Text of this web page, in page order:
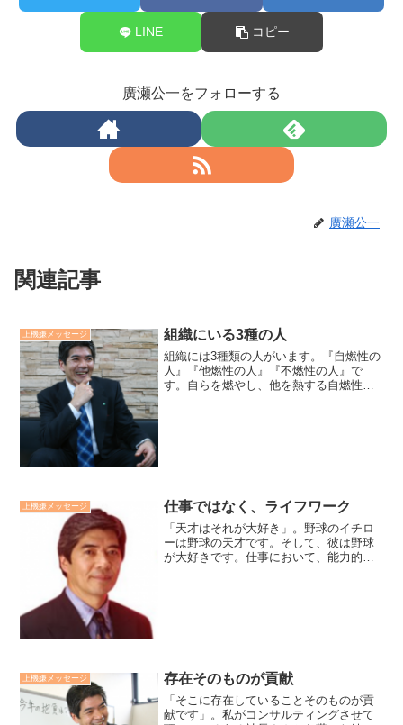
LINE コピー
廣瀬公一をフォローする
廣瀬公一
関連記事
上機嫌メッセージ 組織にいる3種の人
組織には3種類の人がいます。『自燃性の
人』『他燃性の人』『不燃性の人』で
す。自らを燃やし、他を熱する自燃性の
上機嫌メッセージ 仕事ではなく、ライフワーク
「天才はそれが大好き」。野球のイチロ
ーは野球の天才です。そして、彼は野球
が大好きです。仕事において、能力的に
上機嫌メッセージ 存在そのものが貢献
「そこに存在していることそのものが貢
献です」。私がコンサルティングさせて